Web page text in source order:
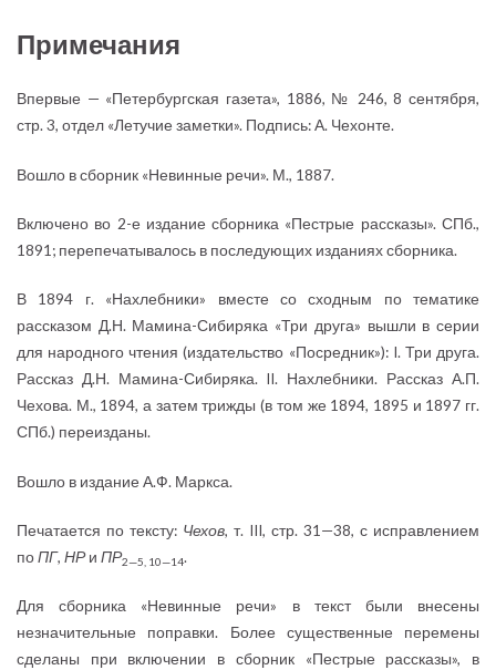
Примечания
Впервые — «Петербургская газета», 1886, № 246, 8 сентября,
стр. 3, отдел «Летучие заметки». Подпись: А. Чехонте.
Вошло в сборник «Невинные речи». М., 1887.
Включено во 2-е издание сборника «Пестрые рассказы». СПб.,
1891; перепечатывалось в последующих изданиях сборника.
В 1894 г. «Нахлебники» вместе со сходным по тематике
рассказом Д.Н. Мамина-Сибиряка «Три друга» вышли в серии
для народного чтения (издательство «Посредник»): I. Три друга.
Рассказ Д.Н. Мамина-Сибиряка. II. Нахлебники. Рассказ А.П.
Чехова. М., 1894, а затем трижды (в том же 1894, 1895 и 1897 гг.
СПб.) переизданы.
Вошло в издание А.Ф. Маркса.
Печатается по тексту: Чехов, т. III, стр. 31—38, с исправлением
поПГ, НРи ПР2—5, 10—14.
Для сборника «Невинные речи» в текст были внесены
незначительные поправки. Более существенные перемены
сделаны при включении в сборник «Пестрые рассказы», в